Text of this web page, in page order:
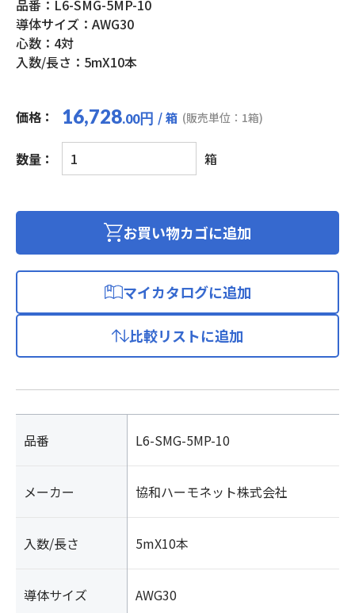
品番：L6-SMG-5MP-10
導体サイズ：AWG30
心数：4対
入数/長さ：5mX10本
価格： 16,728.00円 / 箱 (販売単位：1箱)
数量：
細
径
ケ
ゴ
ー
対
応
プ
付
10
箱
お買い物カゴに追加
マイカタログに追加
比較リストに追加
品番 L6-SMG-5MP-10
メーカー 協和ハーモネット株式会社
入数/長さ 5mX10本
導体サイズ AWG30